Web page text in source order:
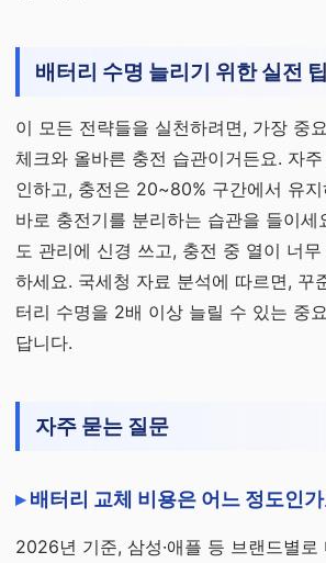
배터리 수명 늘리기 위한 실전 팁
이 모든 전략들을 실천하려면, 가장 중
체크와 올바른 충전 습관이거든요. 자
인하고, 충전은 20~80% 구간에서 유
바로 충전기를 분리하는 습관을 들이세
도 관리에 신경 쓰고, 충전 중 열이 너
하세요. 국세청 자료 분석에 따르면, 꾸
터리 수명을 2배 이상 늘릴 수 있는 중
답니다.
자주 묻는 질문
배터리 교체 비용은 어느 정도인
2026년 기준, 삼성·애플 등 브랜드별